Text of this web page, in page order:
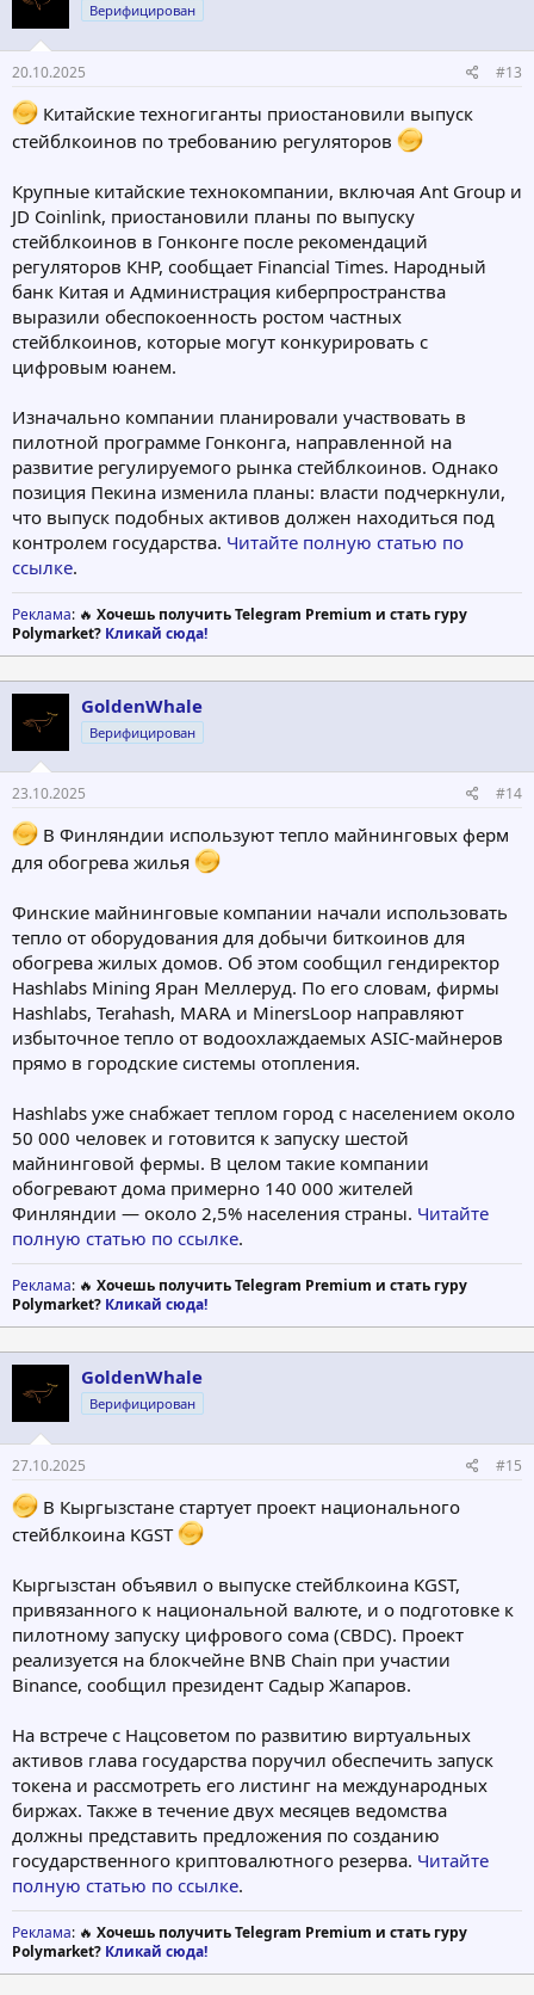
Верифицирован
20.10.2025 #13
Китайские техногиганты приостановили выпуск
стейблкоинов по требованию регуляторов
Крупные китайские технокомпании, включая Ant Group и
JD Coinlink, приостановили планы по выпуску
стейблкоинов в Гонконге после рекомендаций
регуляторов КНР, сообщает Financial Times. Народный
банк Китая и Администрация киберпространства
выразили обеспокоенность ростом частных
стейблкоинов, которые могут конкурировать с
цифровым юанем.
Изначально компании планировали участвовать в
пилотной программе Гонконга, направленной на
развитие регулируемого рынка стейблкоинов. Однако
позиция Пекина изменила планы: власти подчеркнули,
что выпуск подобных активов должен находиться под
контролем государства. Читайте полную статью по
ссылке.
Реклама: 🔥 Хочешь получить Telegram Premium и стать гуру
Polymarket? Кликай сюда!
GoldenWhale
Верифицирован
23.10.2025 #14
В Финляндии используют тепло майнинговых ферм
для обогрева жилья
Финские майнинговые компании начали использовать
тепло от оборудования для добычи биткоинов для
обогрева жилых домов. Об этом сообщил гендиректор
Hashlabs Mining Яран Меллеруд. По его словам, фирмы
Hashlabs, Terahash, MARA и MinersLoop направляют
избыточное тепло от водоохлаждаемых ASIC-майнеров
прямо в городские системы отопления.
Hashlabs уже снабжает теплом город с населением около
50 000 человек и готовится к запуску шестой
майнинговой фермы. В целом такие компании
обогревают дома примерно 140 000 жителей
Финляндии — около 2,5% населения страны. Читайте
полную статью по ссылке.
Реклама: 🔥 Хочешь получить Telegram Premium и стать гуру
Polymarket? Кликай сюда!
GoldenWhale
Верифицирован
27.10.2025 #15
В Кыргызстане стартует проект национального
стейблкоина KGST
Кыргызстан объявил о выпуске стейблкоина KGST,
привязанного к национальной валюте, и о подготовке к
пилотному запуску цифрового сома (CBDC). Проект
реализуется на блокчейне BNB Chain при участии
Binance, сообщил президент Садыр Жапаров.
На встрече с Нацсоветом по развитию виртуальных
активов глава государства поручил обеспечить запуск
токена и рассмотреть его листинг на международных
биржах. Также в течение двух месяцев ведомства
должны представить предложения по созданию
государственного криптовалютного резерва. Читайте
полную статью по ссылке.
Реклама: 🔥 Хочешь получить Telegram Premium и стать гуру
Polymarket? Кликай сюда!